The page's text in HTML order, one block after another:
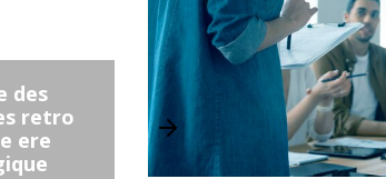
des
retro
ere